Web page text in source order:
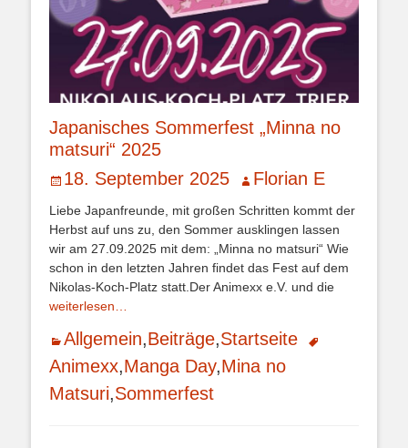
Japanisches Sommerfest „Minna no
matsuri“ 2025
Veröffentlicht
am
18. September 2025 Autor
Florian E
Liebe Japanfreunde, mit großen Schritten kommt der
Herbst auf uns zu, den Sommer ausklingen lassen
wir am 27.09.2025 mit dem: „Minna no matsuri“ Wie
schon in den letzten Jahren findet das Fest auf dem
Nikolas-Koch-Platz statt.Der Animexx e.V. und die
weiterlesen…
Kategorien
Allgemein,Beiträge,Startseite Schlagworte
Animexx,Manga Day,Mina no
Matsuri,Sommerfest